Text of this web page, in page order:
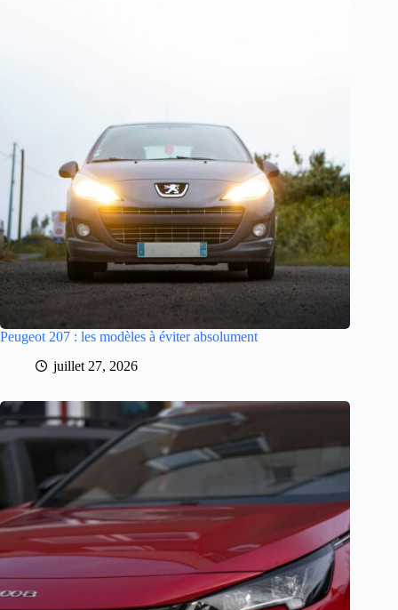
Peugeot 207 : les modèles à éviter absolument
juillet 27, 2026